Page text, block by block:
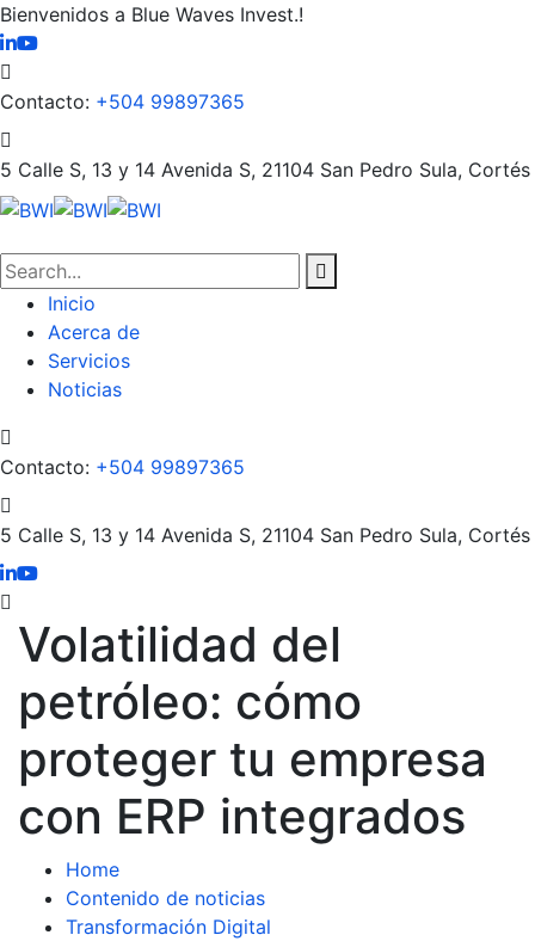
Bienvenidos a Blue Waves Invest.!
Contacto: +504 99897365
5 Calle S, 13 y 14 Avenida S, 21104 San Pedro Sula, Cortés
Inicio
Acerca de
Servicios
Noticias
Contacto: +504 99897365
5 Calle S, 13 y 14 Avenida S, 21104 San Pedro Sula, Cortés
Volatilidad del
petróleo: cómo
proteger tu empresa
con ERP integrados
Home
Contenido de noticias
Transformación Digital